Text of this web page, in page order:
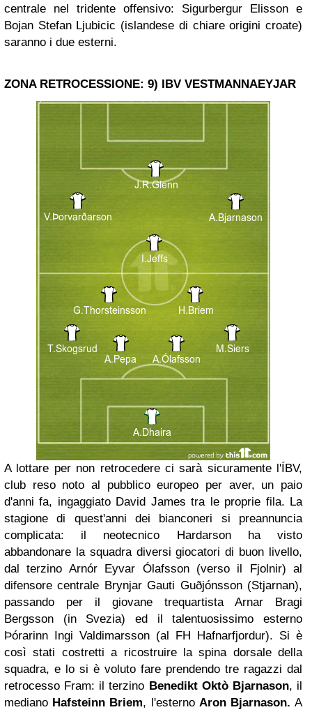
centrale nel tridente offensivo: Sigurbergur Elisson e
Bojan Stefan Ljubicic (islandese di chiare origini croate)
saranno i due esterni.
ZONA RETROCESSIONE: 9) IBV VESTMANNAEYJAR
A lottare per non retrocedere ci sarà sicuramente l'ÍBV,
club reso noto al pubblico europeo per aver, un paio
d'anni fa, ingaggiato David James tra le proprie fila. La
stagione di quest'anni dei bianconeri si preannuncia
complicata: il neotecnico Hardarson ha visto
abbandonare la squadra diversi giocatori di buon livello,
dal terzino Arnór Eyvar Ólafsson (verso il Fjolnir) al
difensore centrale Brynjar Gauti Guðjónsson (Stjarnan),
passando per il giovane trequartista Arnar Bragi
Bergsson (in Svezia) ed il talentuosissimo esterno
Þórarinn Ingi Valdimarsson (al FH Hafnarfjordur). Si è
così stati costretti a ricostruire la spina dorsale della
squadra, e lo si è voluto fare prendendo tre ragazzi dal
retrocesso Fram: il terzino Benedikt Oktò Bjarnason, il
mediano Hafsteinn Briem, l'esterno Aron Bjarnason.A